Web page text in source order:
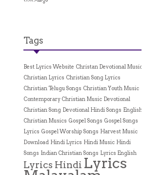
Tags
Best Lyrics Website Christan Devotional Music
Christian Lyrics Christian Song Lyrics
Christian Telugu Songs Christian Youth Music
Contemporary Christian Music Devotional
Christian Song Devotional Hindi Songs English
Christian Musics Gospel Songs Gospel Songs
Lyrics Gospel Worship Songs Harvest Music
Download Hindi Lyrics Hindi Music Hindi
Songs Indian Christian Songs Lyrics English
Lyrics Hindi Lyrics